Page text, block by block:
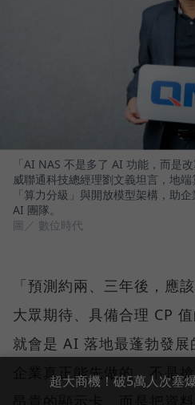
「AI NAS 不是多了 AI 功能，而是
威聯通科技總經理劉文義坦言，地
「算力分級」與開放模型架構，助
AI 團隊。
圖／ 數位時代
「預測約兩、三年後，應
大眾期待、具備合理 CP
就會是 AI 落地最蓬勃發展
企業真正能先做的，不是
超大商機！破5萬人次塞